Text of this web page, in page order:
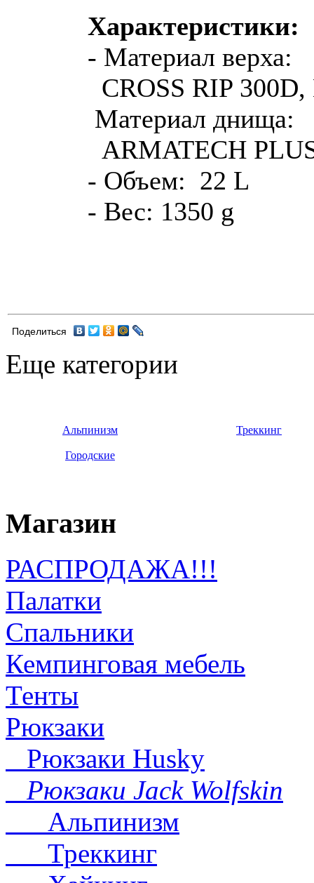
Характеристики:
- Материал верха:
CROSS RIP
Материал днища:
ARMATECH
- Объем: 22 L
- Вес: 1350 g
Поделиться
Еще категории
Альпинизм Треккинг
Городские
Магазин
РАСПРОДАЖА!!!
Палатки
Спальники
Кемпинговая мебель
Тенты
Рюкзаки
Рюкзаки Husky
Рюкзаки Jack Wolfskin
Альпинизм
Треккинг